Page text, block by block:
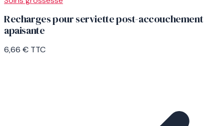
Recharges pour serviette post-accouchement
apaisante
6,66 € TTC